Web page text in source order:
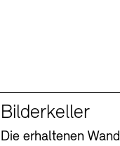
Bilderkeller
Die erhaltenen